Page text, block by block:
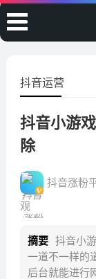
抖音运营
抖音小游
除
抖音涨粉
观
摘要 抖音小
一道不一样的
后台就能进行